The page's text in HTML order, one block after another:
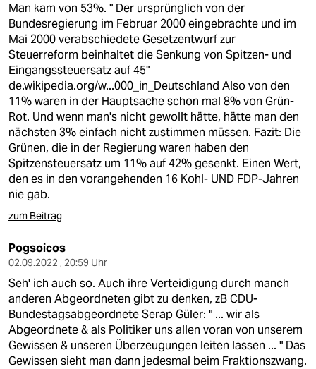
Man kam von 53%. " Der ursprünglich von der
Bundesregierung im Februar 2000 eingebrachte und im
Mai 2000 verabschiedete Gesetzentwurf zur
Steuerreform beinhaltet die Senkung von Spitzen- und
Eingangssteuersatz auf 45"
de.wikipedia.org/w...000_in_Deutschland Also von den
11% waren in der Hauptsache schon mal 8% von Grün-
Rot. Und wenn man's nicht gewollt hätte, hätte man den
nächsten 3% einfach nicht zustimmen müssen. Fazit: Die
Grünen, die in der Regierung waren haben den
Spitzensteuersatz um 11% auf 42% gesenkt. Einen Wert,
den es in den vorangehenden 16 Kohl- UND FDP-Jahren
nie gab.
zum Beitrag
Pogsoicos
02.09.2022 , 20:59 Uhr
Seh' ich auch so. Auch ihre Verteidigung durch manch
anderen Abgeordneten gibt zu denken, zB CDU-
Bundestagsabgeordnete Serap Güler: " ... wir als
Abgeordnete & als Politiker uns allen voran von unserem
Gewissen & unseren Überzeugungen leiten lassen ... " Das
Gewissen sieht man dann jedesmal beim Fraktionszwang.